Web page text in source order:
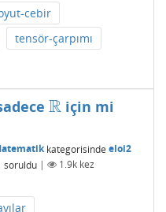
cebir
tensör-çarpımı
R
R için mi
kategorisinde eloi2
soruldu | 1.9kkez